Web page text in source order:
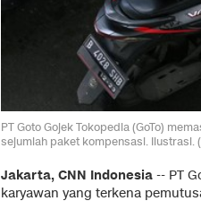
PT Goto Gojek Tokopedia (GoTo)
sejumlah paket kompensasi. Ilustrasi.
Jakarta, CNN Indonesia -- PT
karyawan yang terkena